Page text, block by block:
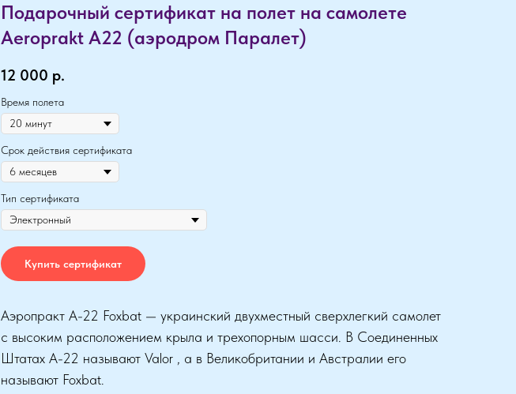
Подарочный сертификат на полет на самолете
Aeroprakt A22 (аэродром Паралет)
12 000 р.
Время полета
Срок действия сертификата
Тип сертификата
Купить сертификат
Аэропракт А-22 Foxbat — украинский двухместный сверхлегкий самолет
с высоким расположением крыла и трехопорным шасси. В Соединенных
Штатах А-22 называют Valor , а в Великобритании и Австралии его
называют Foxbat.